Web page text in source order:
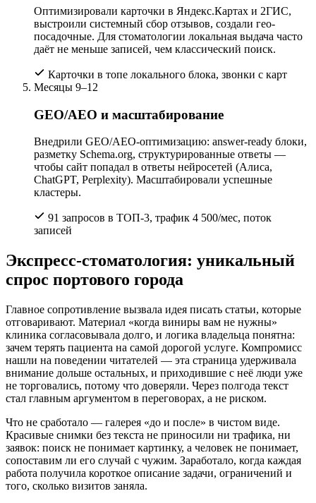
Оптимизировали карточки в Яндекс.Картах и 2ГИС,
выстроили системный сбор отзывов, создали гео-
посадочные. Для стоматологии локальная выдача часто
даёт не меньше записей, чем классический поиск.
Карточки в топе локального блока, звонки с карт
Месяцы 9–12
GEO/AEO и масштабирование
Внедрили GEO/AEO-оптимизацию: answer-ready блоки,
разметку Schema.org, структурированные ответы —
чтобы сайт попадал в ответы нейросетей (Алиса,
ChatGPT, Perplexity). Масштабировали успешные
кластеры.
91 запросов в ТОП-3, трафик 4 500/мес, поток
записей
Экспресс-стоматология: уникальный
спрос портового города
Главное сопротивление вызвала идея писать статьи, которые
отговаривают. Материал «когда виниры вам не нужны»
клиника согласовывала долго, и логика владельца понятна:
зачем терять пациента на самой дорогой услуге. Компромисс
нашли на поведении читателей — эта страница удерживала
внимание дольше остальных, и приходившие с неё люди уже
не торговались, потому что доверяли. Через полгода текст
стал главным аргументом в переговорах, а не риском.
Что не сработало — галерея «до и после» в чистом виде.
Красивые снимки без текста не приносили ни трафика, ни
заявок: поиск не понимает картинку, а человек не понимает,
сопоставим ли его случай с чужим. Заработало, когда каждая
работа получила короткое описание задачи, ограничений и
того, сколько визитов заняла.